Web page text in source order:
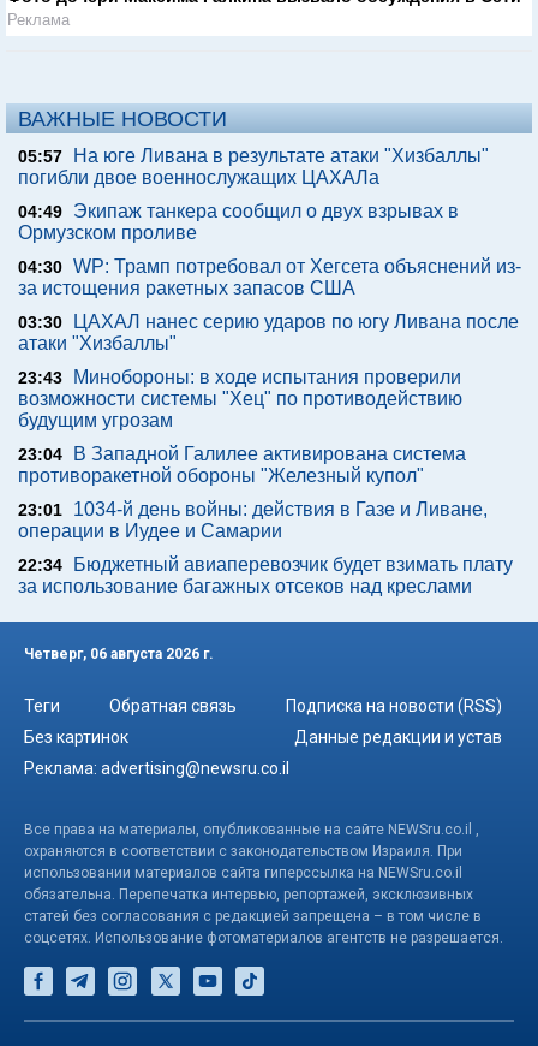
Реклама
ВАЖНЫЕ НОВОСТИ
05:57
На юге Ливана в результате атаки "Хизбаллы"
погибли двое военнослужащих ЦАХАЛа
04:49
Экипаж танкера сообщил о двух взрывах в
Ормузском проливе
04:30 WP: Трамп потребовал от Хегсета объяснений из-
за истощения ракетных запасов США
03:30
ЦАХАЛ нанес серию ударов по югу Ливана после
атаки "Хизбаллы"
23:43
Минобороны: в ходе испытания проверили
возможности системы "Хец" по противодействию
будущим угрозам
23:04
В Западной Галилее активирована система
противоракетной обороны "Железный купол"
23:01
1034-й день войны: действия в Газе и Ливане,
операции в Иудее и Самарии
22:34
Бюджетный авиаперевозчик будет взимать плату
за использование багажных отсеков над креслами
Четверг, 06 августа 2026 г.
Теги Обратная связь
Подписка на новости (RSS)
Без картинок
Данные редакции и устав
Реклама: advertising@newsru.co.il
Все права на материалы, опубликованные на сайте NEWSru.co.il ,
охраняются в соответствии с законодательством Израиля. При
использовании материалов сайта гиперссылка на NEWSru.co.il
обязательна. Перепечатка интервью, репортажей, эксклюзивных
статей без согласования с редакцией запрещена – в том числе в
соцсетях. Использование фотоматериалов агентств не разрешается.